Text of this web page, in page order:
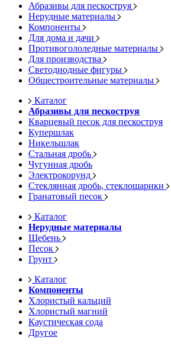
Абразивы для пескоструя
Нерудные материалы
Компоненты
Для дома и дачи
Противогололедные материалы
Для производства
Светодиодные фигуры
Общестроительные материалы
Каталог
Абразивы для пескоструя
Кварцевый песок для пескоструя
Купершлак
Никельшлак
Стальная дробь
Чугунная дробь
Электрокорунд
Стеклянная дробь, стеклошарики
Гранатовый песок
Каталог
Нерудные материалы
Щебень
Песок
Грунт
Каталог
Компоненты
Хлористый кальций
Хлористый магний
Каустическая сода
Другое